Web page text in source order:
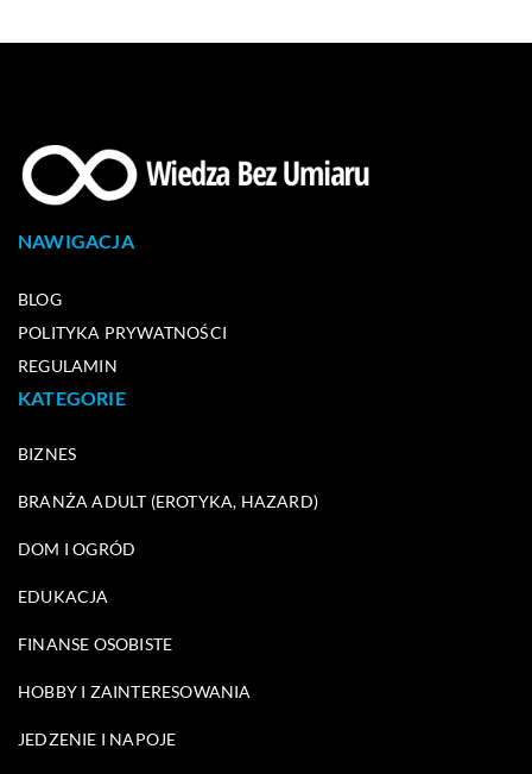
NAWIGACJA
BLOG
POLITYKA PRYWATNOŚCI
REGULAMIN
KATEGORIE
BIZNES
BRANŻA ADULT (EROTYKA, HAZARD)
DOM I OGRÓD
EDUKACJA
FINANSE OSOBISTE
HOBBY I ZAINTERESOWANIA
JEDZENIE I NAPOJE